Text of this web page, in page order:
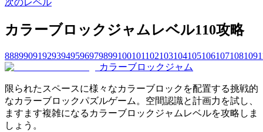
カラーブロックジャムレベル110攻略
888990919293949596979899100101102103104105106107108109
カラーブロックジャム
限られたスペースに様々なカラーブロックを配置する挑戦的
なカラーブロックパズルゲーム。空間認識と計画力を試し、
ますます複雑になるカラーブロックジャムレベルを攻略しま
しょう。